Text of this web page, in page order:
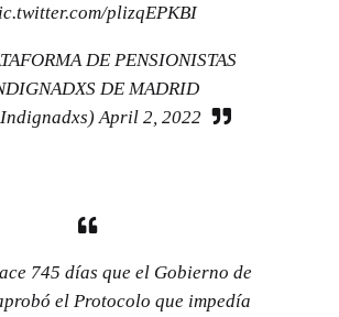
plizqEPKBI
DE PENSIONISTAS
DE MADRID
April 2, 2022
745 días que el Gobierno de
el Protocolo que impedía